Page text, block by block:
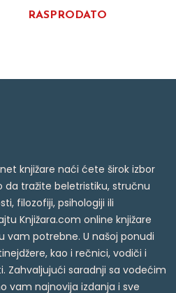
RASPRODATO
knjižare naći ćete širok izbor
da tražite beletristiku, stručnu
filozofiji, psihologiji ili
Knjižara.com online knjižare
vam potrebne. U našoj ponudi
kao i rečnici, vodiči i
Zahvaljujući saradnji sa vodećim
vam najnovija izdanja i sve